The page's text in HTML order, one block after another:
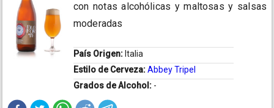
con notas alcohólicas y maltosas y salsas
moderadas
País Origen: Italia
Estilo de Cerveza:Abbey Tripel
Grados de Alcohol: -